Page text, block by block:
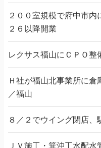
２００室規模で府中市
２６以降開業
レクサス福山にＣＰＯ
Ｈ社が福山北事業所に
／福山
８／２でウイング閉店
ＪＶ施工・箕沖工水配